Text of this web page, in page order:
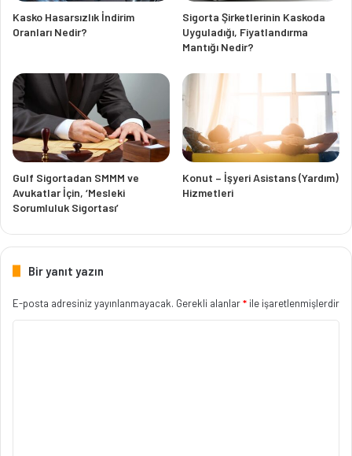
Kasko Hasarsızlık İndirim
Oranları Nedir?
Sigorta Şirketlerinin Kaskoda
Uyguladığı, Fiyatlandırma
Mantığı Nedir?
Gulf Sigortadan SMMM ve
Avukatlar İçin, ‘Mesleki
Sorumluluk Sigortası’
Konut – İşyeri Asistans (Yardım)
Hizmetleri
Bir yanıt yazın
E-posta adresiniz yayınlanmayacak. Gerekli alanlar* ile işaretlenmişlerdir